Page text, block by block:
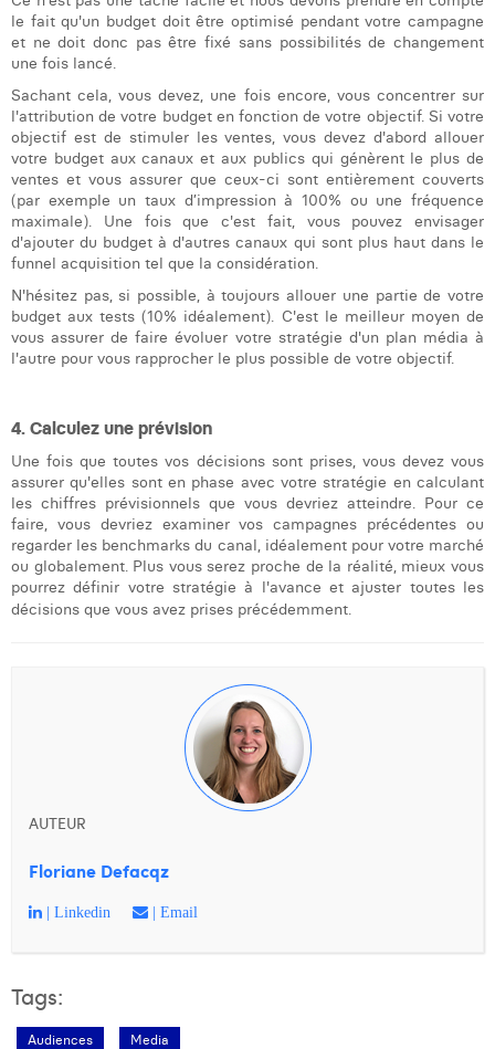
William Rezette
Yaël Vanhoe
le fait qu'un budget doit être optimisé pendant votre campagne
et ne doit donc pas être fixé sans possibilités de changement
une fois lancé.
Sachant cela, vous devez, une fois encore, vous concentrer sur
l'attribution de votre budget en fonction de votre objectif. Si votre
objectif est de stimuler les ventes, vous devez d'abord allouer
votre budget aux canaux et aux publics qui génèrent le plus de
ventes et vous assurer que ceux-ci sont entièrement couverts
(par exemple un taux d’impression à 100% ou une fréquence
maximale). Une fois que c'est fait, vous pouvez envisager
d'ajouter du budget à d'autres canaux qui sont plus haut dans le
funnel acquisition tel que la considération.
N'hésitez pas, si possible, à toujours allouer une partie de votre
budget aux tests (10% idéalement). C'est le meilleur moyen de
vous assurer de faire évoluer votre stratégie d'un plan média à
l'autre pour vous rapprocher le plus possible de votre objectif.
4. Calculez une prévision
Une fois que toutes vos décisions sont prises, vous devez vous
assurer qu'elles sont en phase avec votre stratégie en calculant
les chiffres prévisionnels que vous devriez atteindre. Pour ce
faire, vous devriez examiner vos campagnes précédentes ou
regarder les benchmarks du canal, idéalement pour votre marché
ou globalement. Plus vous serez proche de la réalité, mieux vous
pourrez définir votre stratégie à l'avance et ajuster toutes les
décisions que vous avez prises précédemment.
AUTEUR
Floriane Defacqz
| Linkedin | Email
Tags:
Audiences Media